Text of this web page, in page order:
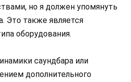
но я должен упомянуть
Это также является
оборудования.
саундбара или
дополнительного